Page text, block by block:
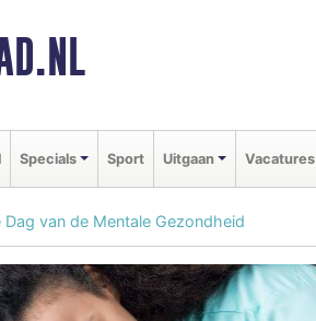
Specials Sport Uitgaan Vacatures
Dag van de Mentale Gezondheid